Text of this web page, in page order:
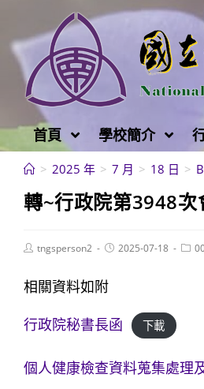
至
容
首頁 學校簡介
> 2025 年 > 7 月 > 18 日 >
轉~行政院第3948
Posttngsperson2
Post2025-07-18
Post
相關資料如附
行政院秘書長函
下載
個人健康檢查資料蒐集處理